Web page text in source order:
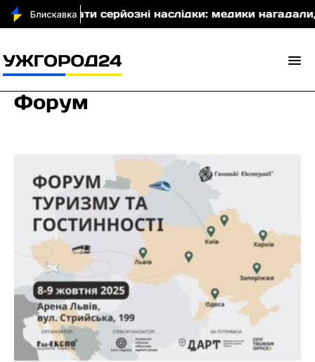
серйозні наслідки: медики нагадали, як
Форум